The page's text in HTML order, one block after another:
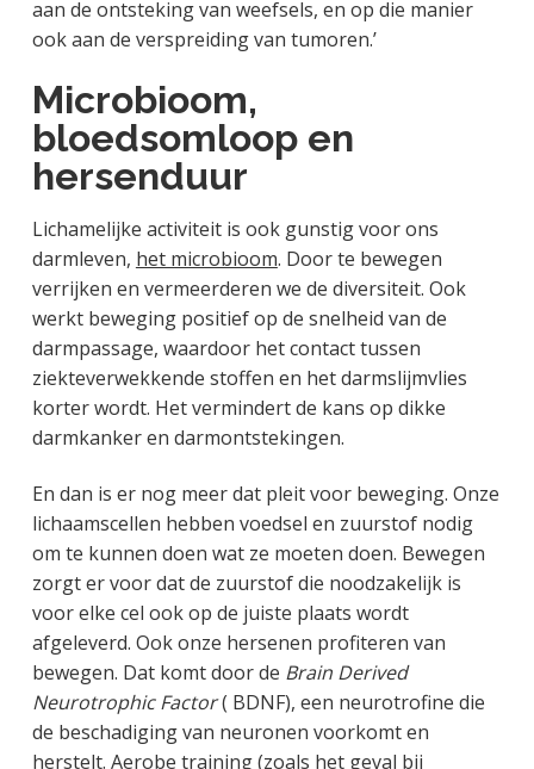
aan de ontsteking van weefsels, en op die manier
ook aan de verspreiding van tumoren.’
Microbioom,
bloedsomloop en
hersenduur
Lichamelijke activiteit is ook gunstig voor ons
darmleven, het microbioom. Door te bewegen
verrijken en vermeerderen we de diversiteit. Ook
werkt beweging positief op de snelheid van de
darmpassage, waardoor het contact tussen
ziekteverwekkende stoffen en het darmslijmvlies
korter wordt. Het vermindert de kans op dikke
darmkanker en darmontstekingen.
En dan is er nog meer dat pleit voor beweging. Onze
lichaamscellen hebben voedsel en zuurstof nodig
om te kunnen doen wat ze moeten doen. Bewegen
zorgt er voor dat de zuurstof die noodzakelijk is
voor elke cel ook op de juiste plaats wordt
afgeleverd. Ook onze hersenen profiteren van
bewegen. Dat komt door de Brain Derived
Neurotrophic Factor( BDNF), een neurotrofine die
de beschadiging van neuronen voorkomt en
herstelt. Aerobe training (zoals het geval bij